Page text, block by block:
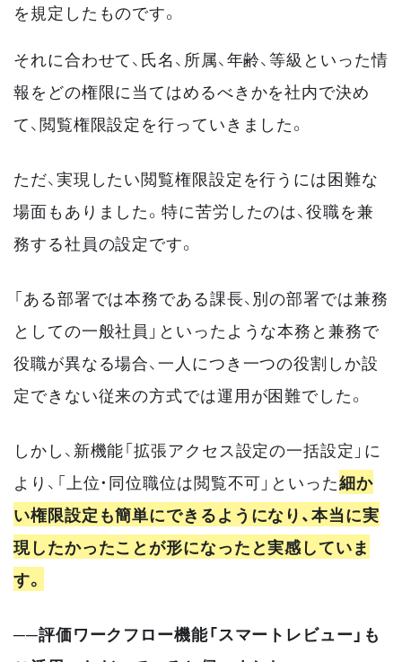
を規定したものです。
それに合わせて、氏名、所属、年齢、等級といった情
報をどの権限に当てはめるべきかを社内で決め
て、閲覧権限設定を行っていきました。
ただ、実現したい閲覧権限設定を行うには困難な
場面もありました。特に苦労したのは、役職を兼
務する社員の設定です。
「ある部署では本務である課長、別の部署では兼務
としての一般社員」といったような本務と兼務で
役職が異なる場合、一人につき一つの役割しか設
定できない従来の方式では運用が困難でした。
しかし、新機能「拡張アクセス設定の一括設定」に
より、「上位・同位職位は閲覧不可」といった細か
い権限設定も簡単にできるようになり、本当に実
現したかったことが形になったと実感していま
す。
──評価ワークフロー機能「スマートレビュー」も